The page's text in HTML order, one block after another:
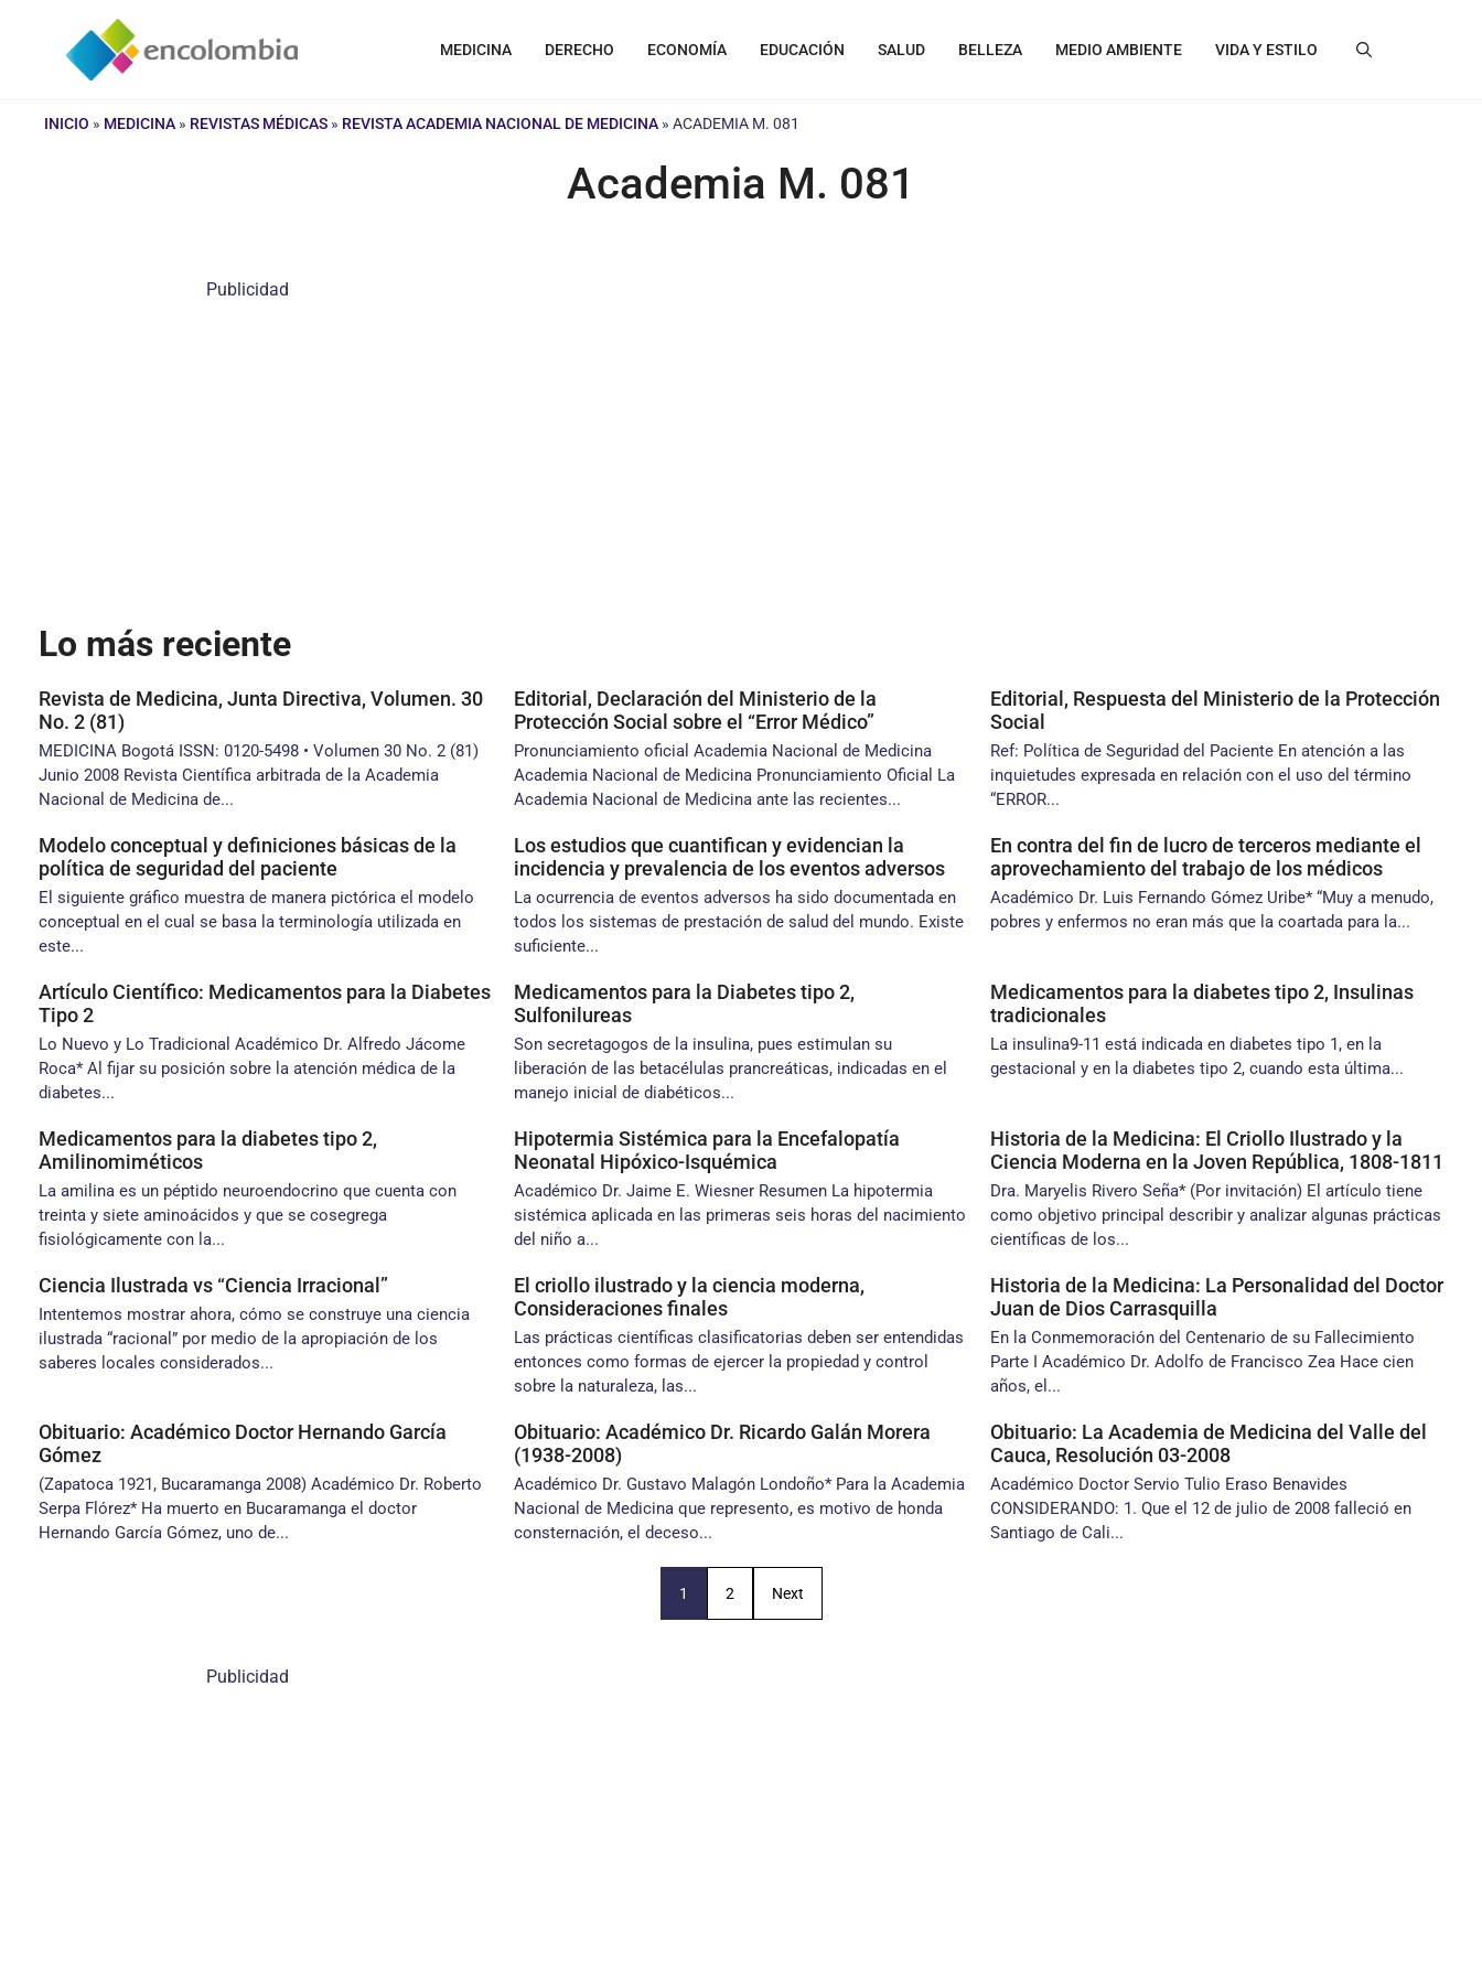
contenido
MEDICINA DERECHO ECONOMÍA EDUCACIÓN SALUD BELLEZA MEDIO AMBIENTE VIDA Y ESTILO
INICIO » MEDICINA » REVISTAS MÉDICAS » REVISTA ACADEMIA NACIONAL DE MEDICINA » ACADEMIA M. 081
Academia M. 081
Publicidad
Lo más reciente
Revista de Medicina, Junta Directiva, Volumen. 30
No. 2 (81)
MEDICINA Bogotá ISSN: 0120-5498 • Volumen 30 No. 2 (81)
Junio 2008 Revista Científica arbitrada de la Academia
Nacional de Medicina de...
Editorial, Declaración del Ministerio de la
Protección Social sobre el “Error Médico”
Pronunciamiento oficial Academia Nacional de Medicina
Academia Nacional de Medicina Pronunciamiento Oficial La
Academia Nacional de Medicina ante las recientes...
Editorial, Respuesta del Ministerio de la Protección
Social
Ref: Política de Seguridad del Paciente En atención a las
inquietudes expresada en relación con el uso del término
“ERROR...
Modelo conceptual y definiciones básicas de la
política de seguridad del paciente
El siguiente gráfico muestra de manera pictórica el modelo
conceptual en el cual se basa la terminología utilizada en
este...
Los estudios que cuantifican y evidencian la
incidencia y prevalencia de los eventos adversos
La ocurrencia de eventos adversos ha sido documentada en
todos los sistemas de prestación de salud del mundo. Existe
suficiente...
En contra del fin de lucro de terceros mediante el
aprovechamiento del trabajo de los médicos
Académico Dr. Luis Fernando Gómez Uribe* “Muy a menudo,
pobres y enfermos no eran más que la coartada para la...
Artículo Científico: Medicamentos para la Diabetes
Tipo 2
Lo Nuevo y Lo Tradicional Académico Dr. Alfredo Jácome
Roca* Al fijar su posición sobre la atención médica de la
diabetes...
Medicamentos para la Diabetes tipo 2,
Sulfonilureas
Son secretagogos de la insulina, pues estimulan su
liberación de las betacélulas prancreáticas, indicadas en el
manejo inicial de diabéticos...
Medicamentos para la diabetes tipo 2, Insulinas
tradicionales
La insulina9-11 está indicada en diabetes tipo 1, en la
gestacional y en la diabetes tipo 2, cuando esta última...
Medicamentos para la diabetes tipo 2,
Amilinomiméticos
La amilina es un péptido neuroendocrino que cuenta con
treinta y siete aminoácidos y que se cosegrega
fisiológicamente con la...
Hipotermia Sistémica para la Encefalopatía
Neonatal Hipóxico-Isquémica
Académico Dr. Jaime E. Wiesner Resumen La hipotermia
sistémica aplicada en las primeras seis horas del nacimiento
del niño a...
Historia de la Medicina: El Criollo Ilustrado y la
Ciencia Moderna en la Joven República, 1808-1811
Dra. Maryelis Rivero Seña* (Por invitación) El artículo tiene
como objetivo principal describir y analizar algunas prácticas
científicas de los...
Ciencia Ilustrada vs “Ciencia Irracional”
Intentemos mostrar ahora, cómo se construye una ciencia
ilustrada “racional” por medio de la apropiación de los
saberes locales considerados...
El criollo ilustrado y la ciencia moderna,
Consideraciones finales
Las prácticas científicas clasificatorias deben ser entendidas
entonces como formas de ejercer la propiedad y control
sobre la naturaleza, las...
Historia de la Medicina: La Personalidad del Doctor
Juan de Dios Carrasquilla
En la Conmemoración del Centenario de su Fallecimiento
Parte I Académico Dr. Adolfo de Francisco Zea Hace cien
años, el...
Obituario: Académico Doctor Hernando García
Gómez
(Zapatoca 1921, Bucaramanga 2008) Académico Dr. Roberto
Serpa Flórez* Ha muerto en Bucaramanga el doctor
Hernando García Gómez, uno de...
Obituario: Académico Dr. Ricardo Galán Morera
(1938-2008)
Académico Dr. Gustavo Malagón Londoño* Para la Academia
Nacional de Medicina que represento, es motivo de honda
consternación, el deceso...
Obituario: La Academia de Medicina del Valle del
Cauca, Resolución 03-2008
Académico Doctor Servio Tulio Eraso Benavides
CONSIDERANDO: 1. Que el 12 de julio de 2008 falleció en
Santiago de Cali...
1 2 Next
Publicidad